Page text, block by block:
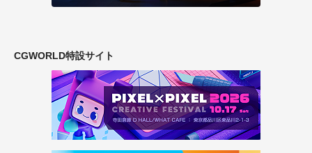
CGWORLD特設サイト